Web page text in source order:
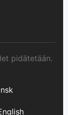
pidätetään.